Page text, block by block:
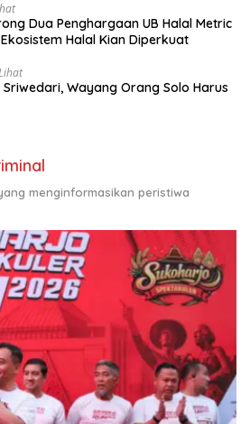
Dua Penghargaan UB Halal Metric
Halal Kian Diperkuat
Sriwedari, Wayang Orang Solo Harus
menginformasikan peristiwa